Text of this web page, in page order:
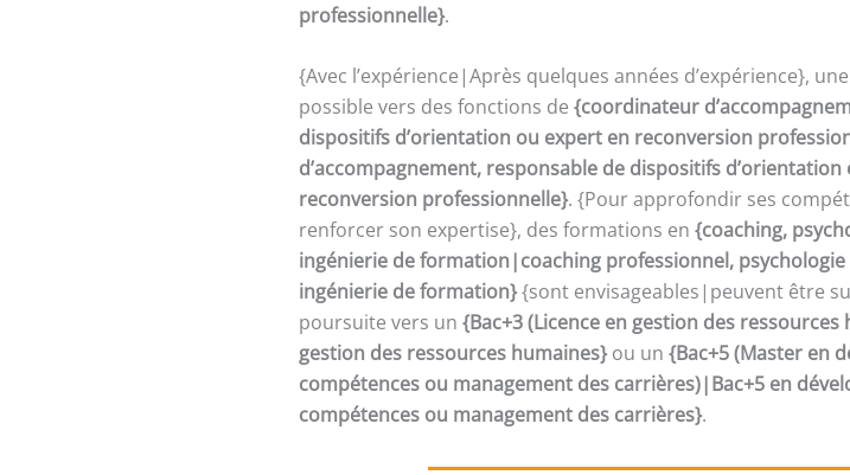
professionnelle}.
{Avec l’expérience|Après quelques années d’expérience},
possible vers des fonctions de{coordinateur
dispositifs d’orientation ou expert en reconversion
d’accompagnement, responsable de dispositifs d’orientation
reconversion professionnelle}. {Pour approfondir ses
renforcer son expertise}, des formations en{coaching,
ingénierie de formation|coaching professionnel,
ingénierie de formation}{sont envisageables|peuvent être
poursuite vers un{Bac+3 (Licence en gestion des
gestion des ressources humaines}ou un{Bac+5 (Master en
compétences ou management des carrières)|Bac+5 en
compétences ou management des carrières}.